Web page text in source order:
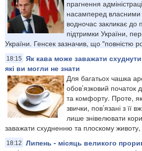
прагнення
насамперед власними
водночас закликає до
підтримки України,
України. Генсек зазначив, що "повністю
18:15
Як кава може заважати
які ви могли не знати
Для багатьох чашка
обов’язковий початок
та комфорту. Проте,
звички, пов’язані з її
лише знівелювати
заважати схудненню та плоскому
18:12
Липень - місяць великого